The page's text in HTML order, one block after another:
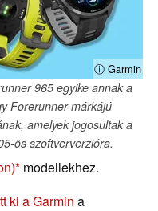
ⓘ Garmin
965 egyike annak a
Forerunner márkájú
amelyek jogosultak a
ös szoftververzióra.
modellekhez.
ki a Garmin a